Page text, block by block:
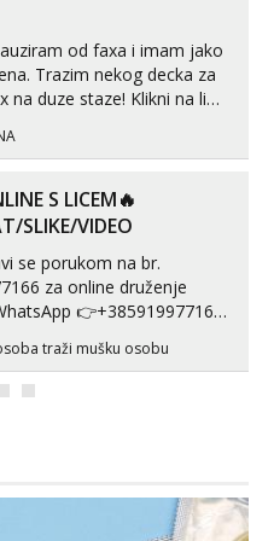
od faxa i imam jako
Trazim nekog decka za
staze! Klikni na link
S LICEM🔥
SLIKE/VIDEO
za online druženje
Radim
s licem, solo i s partnerom,
(Tina&Natali), razne
traži mušku osobu